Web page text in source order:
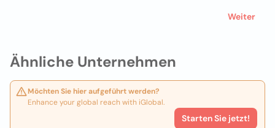
Ähnliche Unternehmen
Möchten Sie hier aufgeführt werden?
Enhance your global reach with iGlobal.
Starten Sie jetzt!
Weiter